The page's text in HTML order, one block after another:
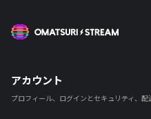
アカウント
プロフィール、ログインとセキュリティ、配